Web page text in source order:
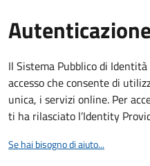
Il Sistema Pubblico di
accesso che consente di
unica, i servizi online. Per
ti ha rilasciato l’Identity
Se hai bisogno di aiuto...